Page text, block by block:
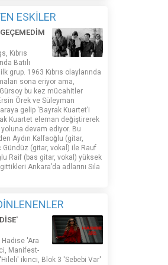
ESKİLER
Kıbrıs
Batılı
grup. 1963 Kıbrıs olaylarında
sona eriyor ama,
bu kez mücahitler
Örek ve Süleyman
gelip ‘Bayrak Kuartet’i
Kuartet eleman değiştirerek
yoluna devam ediyor. Bu
Aydın Kalfaoğlu (gitar,
Gündüz (gitar, vokal) ile Rauf
Raif (bas gitar, vokal) yüksek
Ankara’da adlarını Sıla
'Ara
Manifest-
ikinci, Blok 3 'Sebebi Var'